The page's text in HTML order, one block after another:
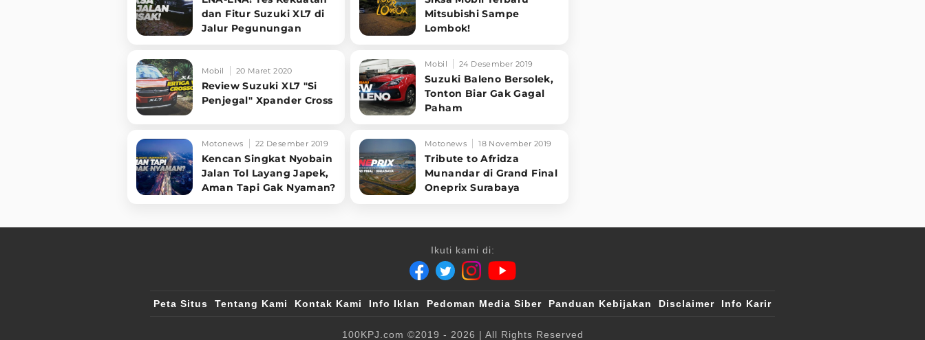
dan Fitur Suzuki XL7 di
Jalur Pegunungan
Mitsubishi Sampe
Lombok!
Mobil 20 Maret 2020
Review Suzuki XL7 "Si
Penjegal" Xpander Cross
Mobil 24 Desember 2019
Suzuki Baleno Bersolek,
Tonton Biar Gak Gagal
Paham
Motonews 22 Desember 2019
Kencan Singkat Nyobain
Jalan Tol Layang Japek,
Aman Tapi Gak Nyaman?
Motonews 18 November 2019
Tribute to Afridza
Munandar di Grand Final
Oneprix Surabaya
Ikuti kami di:
Peta Situs Tentang Kami Kontak Kami Info Iklan Pedoman Media Siber Panduan Kebijakan Disclaimer Info Karir
100KPJ.com ©2019 - 2026 | All Rights Reserved